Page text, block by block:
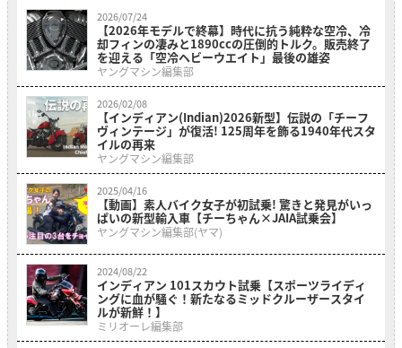
2026/07/24
【2026年モデルで終幕】時代に抗う純粋な空冷、冷
却フィンの凄みと1890ccの圧倒的トルク。販売終了
を迎える「空冷ヘビーウエイト」最後の雄姿
ヤングマシン編集部
2026/02/08
【インディアン(Indian)2026新型】伝説の「チーフ
ヴィンテージ」が復活! 125周年を飾る1940年代スタ
イルの再来
ヤングマシン編集部
2025/04/16
【動画】素人バイク女子が初試乗! 驚きと発見がいっ
ぱいの新型輸入車【チーちゃん×JAIA試乗会】
ヤングマシン編集部(ヤマ)
2024/08/22
インディアン 101スカウト試乗【スポーツライディ
ングに血が騒ぐ！新たなるミッドクルーザースタイ
ルが新鮮！】
ミリオーレ編集部